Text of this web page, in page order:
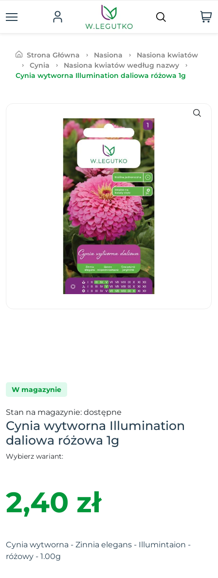
Strona Główna Nasiona
Nasiona kwiatów
Cynia
Nasiona kwiatów według nazwy
Cynia wytworna Illumination daliowa różowa 1g
W magazynie
Stan na magazynie: dostępne
Cynia wytworna Illumination
daliowa różowa 1g
Wybierz wariant:
2,40 zł
Cynia wytworna - Zinnia elegans - Illumintaion -
różowy - 1.00g